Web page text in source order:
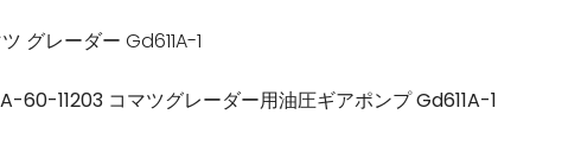
グレーダー Gd611A-1
60-11203 コマツグレーダー用油圧ギアポンプ Gd611A-1